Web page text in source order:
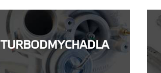
TURBODMYCHADLA